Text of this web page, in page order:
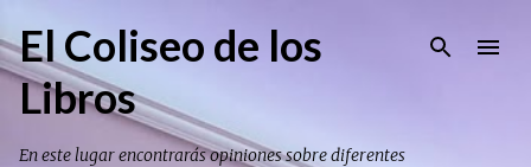
Ir al contenido principal
El Coliseo de los
Libros
En este lugar encontrarás opiniones sobre diferentes